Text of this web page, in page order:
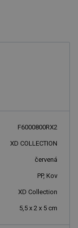
F6000800RX2
XD COLLECTION
červená
PP, Kov
XD Collection
5,5 x 2 x 5 cm